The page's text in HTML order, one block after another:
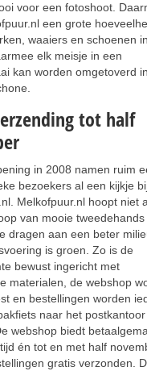
voor een fotoshoot.
een grote
waaiers en schoenen
elk meisje in een
kan worden omgetoverd
tot half
in 2008 namen ruim
bezoekers al een kijkje
Melkofpuur.nl hoopt niet
van mooie tweedehands
dragen aan een beter
is groen. Zo is de
bewust ingericht met
materialen, de webshop
en bestellingen worden
naar het postkantoor
webshop biedt
én tot en met half
gratis verzonden.